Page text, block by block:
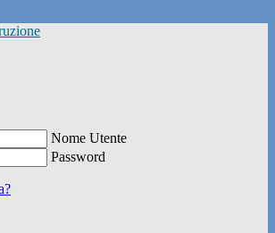
Nome Utente
Password